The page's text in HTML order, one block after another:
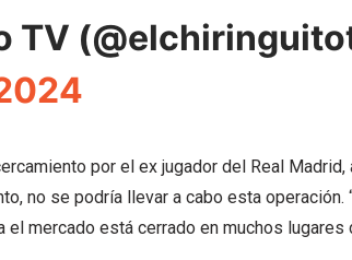
TV
por el ex jugador del Real
no se podría llevar a cabo esta operación.
mercado está cerrado en muchos lugares